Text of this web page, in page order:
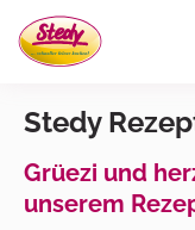
Stedy
Grüezi und
unserem